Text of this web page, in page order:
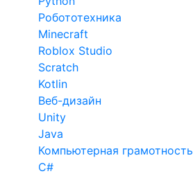
Робототехника
Minecraft
Roblox Studio
Scratch
Kotlin
Веб-дизайн
Unity
Java
Компьютерная грамотность
C#